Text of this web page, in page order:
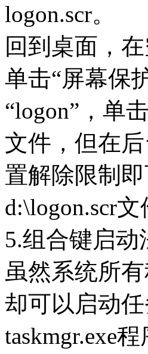
logon.scr。
回到桌面，
单击“屏幕保
“logon”，单
文件，但在
置解除限制
d:\logon.scr
5.组合键启动
虽然系统所
却可以启动
taskmgr.exe